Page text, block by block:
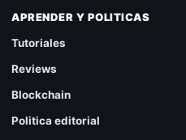
APRENDER Y POLITICAS
Tutoriales
Reviews
Blockchain
Politica editorial